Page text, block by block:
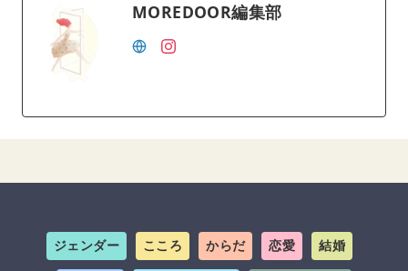
MOREDOOR編集部
ジェンダー こころ からだ 恋愛 結婚